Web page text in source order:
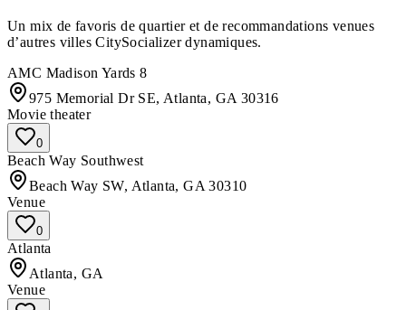
Un mix de favoris de quartier et de recommandations venues
d’autres villes CitySocializer dynamiques.
AMC Madison Yards 8
975 Memorial Dr SE, Atlanta, GA 30316
Movie theater
0
Beach Way Southwest
Beach Way SW, Atlanta, GA 30310
Venue
0
Atlanta
Atlanta, GA
Venue